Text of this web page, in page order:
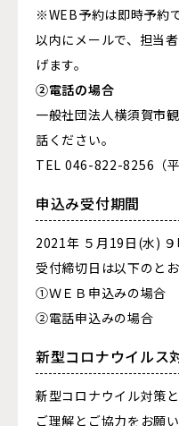
※WEB予約は即時予約
以内にメールで、担当
げます。
②電話の場合
一般社団法人横須賀市
話ください。
TEL 046-822-8256（平
申込み受付期間
2021年 ５月19日(水)
受付締切日は以下のと
①ＷＥＢ申込みの場合
②電話申込みの場合
新型コロナウイルス
新型コロナウイル対策
ご理解とご協力をお願い